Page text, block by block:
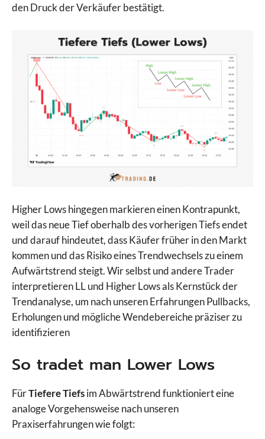
den Druck der Verkäufer bestätigt.
Higher Lows hingegen markieren einen Kontrapunkt,
weil das neue Tief oberhalb des vorherigen Tiefs endet
und darauf hindeutet, dass Käufer früher in den Markt
kommen und das Risiko eines Trendwechsels zu einem
Aufwärtstrend steigt. Wir selbst und andere Trader
interpretieren LL und Higher Lows als Kernstück der
Trendanalyse, um nach unseren Erfahrungen Pullbacks,
Erholungen und mögliche Wendebereiche präziser zu
identifizieren
So tradet man Lower Lows
FürTiefere Tiefsim Abwärtstrend funktioniert eine
analoge Vorgehensweise nach unseren
Praxiserfahrungen wie folgt: